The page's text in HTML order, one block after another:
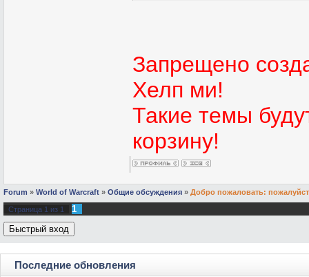
Запрещено
Хелп ми!
Такие темы
корзину!
Forum » World of Warcraft » Общие обсуждения » Добро пожаловать:
Страница 1 из 1 1
Последние обновления